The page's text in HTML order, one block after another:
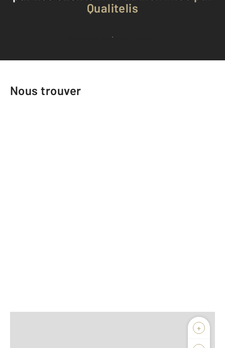
Qualitelis
Voir tous les avis clients
Nous trouver
+